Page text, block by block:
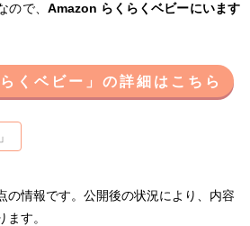
ので、 Amazon らくらくベビーにいます
くベビー」の詳細はこちら
情報です。公開後の状況により、内容
す。